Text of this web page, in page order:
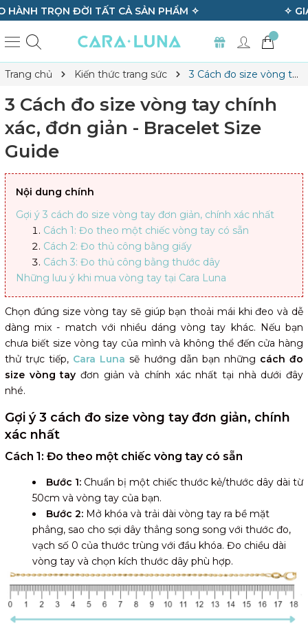
✧ GIAO HÀNG HOẢ TỐC HÀ NỘI & TP.HCM ✧
Trang chủ Kiến thức trang sức
3 Cách đo size vòng tay
3 Cách đo size vòng tay chính
xác, đơn giản - Bracelet Size
Guide
Nội dung chính
Gợi ý 3 cách đo size vòng tay đơn giản, chính xác nhất
Cách 1: Đo theo một chiếc vòng tay có sẵn
Cách 2: Đo thủ công bằng giấy
Cách 3: Đo thủ công bằng thước dây
Những lưu ý khi mua vòng tay tại Cara Luna
Chọn đúng size vòng tay sẽ giúp bạn thoải mái khi đeo và dễ
dàng mix - match với nhiều dáng vòng tay khác. Nếu bạn
chưa biết size vòng tay của mình và không thể đến cửa hàng
thử trực tiếp, Cara Luna sẽ hướng dẫn bạn những cách đo
size vòng tay đơn giản và chính xác nhất tại nhà dưới đây
nhé.
Gợi ý 3 cách đo size vòng tay đơn giản, chính
xác nhất
Cách 1: Đo theo một chiếc vòng tay có sẵn
Bước 1: Chuẩn bị một chiếc thước kẻ/thước dây dài từ
50cm và vòng tay của bạn.
Bước 2: Mở khóa và trải dài vòng tay ra bề mặt
phẳng, sao cho sợi dây thẳng song song với thước đo,
vạch số 0 của thước trùng với đầu khóa. Đo chiều dài
vòng tay và chọn kích thước dây phù hợp.